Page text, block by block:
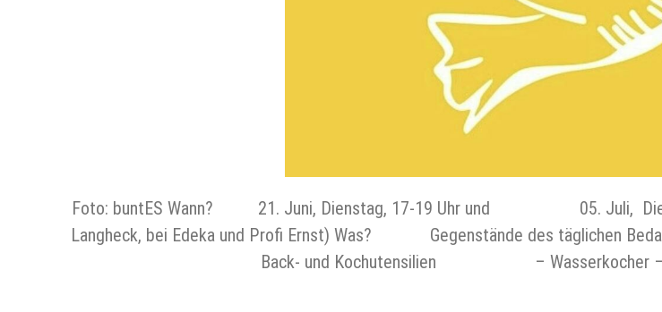
Foto: buntES Wann? 21. Juni, Dienstag, 17-19 Uhr und 05. Juli,
Langheck, bei Edeka und Profi Ernst) Was? Gegenstände des
Back- und Kochutensilien – Wasserkocher –